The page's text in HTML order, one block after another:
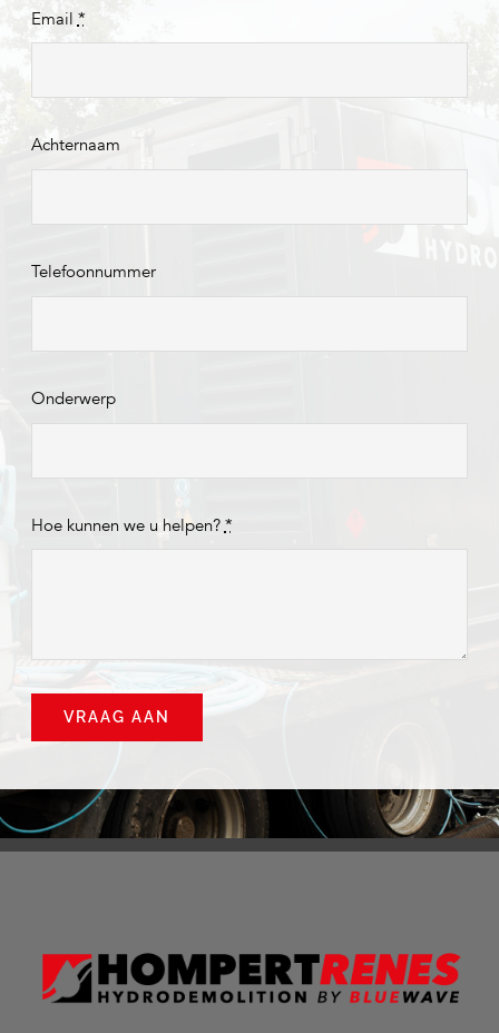
Email *
Achternaam
Telefoonnummer
Onderwerp
Hoe kunnen we u helpen? *
VRAAG AAN